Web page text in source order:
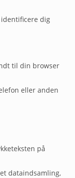
identificere dig
til din browser
eller anden
på
dataindsamling,